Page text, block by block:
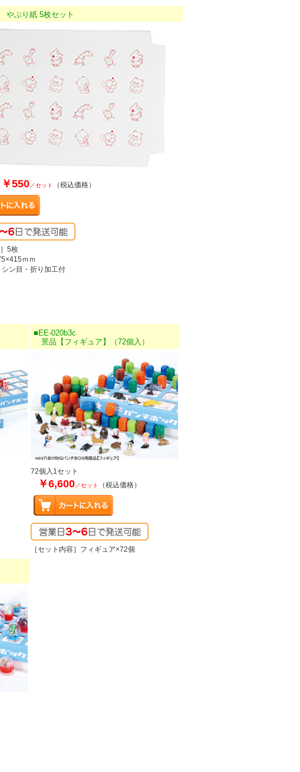
やぶり紙 5枚セット
￥550／セット （税込価格）
5枚
ｍｍ
ン目・折り加工付
■EE-020b3c
景品【フィギュア】（72個入）
72個入1セット
￥6,600／セット （税込価格）
［セット内容］フィギュア×72個